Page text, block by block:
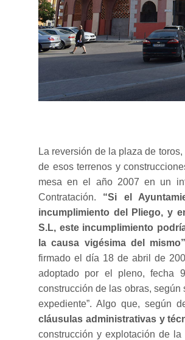
La reversión de la plaza de
de esos terrenos y
mesa en el año 2007 en un
Contratación. “Si el
incumplimiento del Pliego, y
S.L, este incumplimiento
la causa vigésima del mismo”
firmado el día 18 de abril de
adoptado por el pleno, fecha
construcción de las obras, según
expediente”. Algo que, según
cláusulas administrativas y
construcción y explotación de